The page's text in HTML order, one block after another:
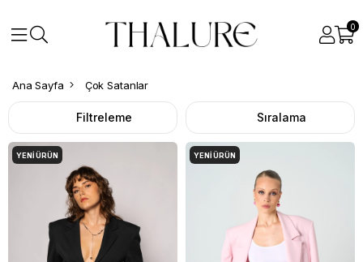
0
Ana Sayfa Çok Satanlar
Filtreleme Sıralama
YENI ÜRÜN YENI ÜRÜN